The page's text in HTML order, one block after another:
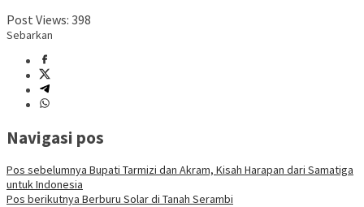
Post Views: 398
Sebarkan
Navigasi pos
Pos sebelumnya Bupati Tarmizi dan Akram, Kisah Harapan dari Samatiga
untuk Indonesia
Pos berikutnya Berburu Solar di Tanah Serambi